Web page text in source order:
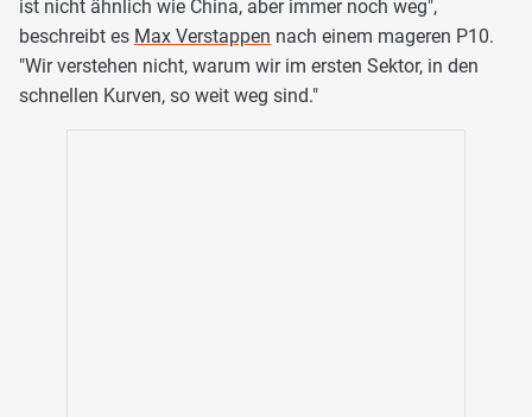
ist nicht ähnlich wie China, aber immer noch weg",
beschreibt es Max Verstappen nach einem mageren P10.
"Wir verstehen nicht, warum wir im ersten Sektor, in den
schnellen Kurven, so weit weg sind."